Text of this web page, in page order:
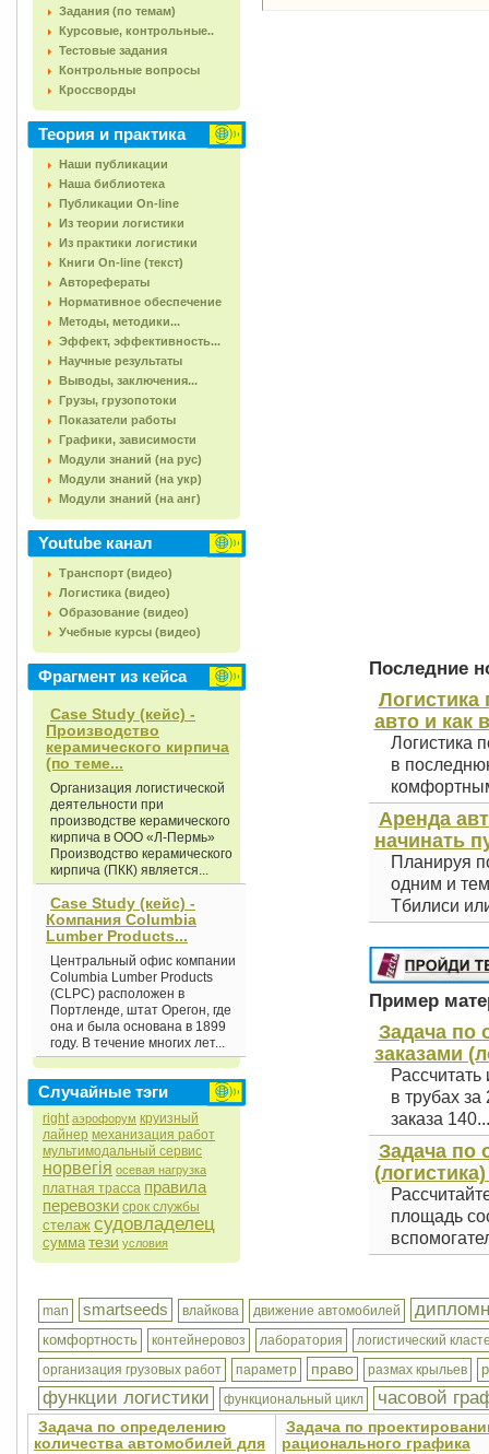
Задания (по темам)
Курсовые, контрольные..
Тестовые задания
Контрольные вопросы
Кроссворды
Теория и практика
Наши публикации
Наша библиотека
Публикации On-line
Из теории логистики
Из практики логистики
Книги On-line (текст)
Авторефераты
Нормативное обеспечение
Методы, методики...
Эффект, эффективность...
Научные результаты
Выводы, заключения...
Грузы, грузопотоки
Показатели работы
Графики, зависимости
Модули знаний (на рус)
Модули знаний (на укр)
Модули знаний (на анг)
Youtube канал
Транспорт (видео)
Логистика (видео)
Образование (видео)
Учебные курсы (видео)
Фрагмент из кейса
Case Study (кейс) -
Производство
керамического кирпича
(по теме...
Организация логистической
деятельности при
производстве керамического
кирпича в ООО «Л-Пермь»
Производство керамического
кирпича (ПКК) является...
Case Study (кейс) -
Компания Columbia
Lumber Products...
Центральный офис компании
Columbia Lumber Products
(CLPC) расположен в
Портленде, штат Орегон, где
она и была основана в 1899
году. В течение многих лет...
Случайные тэги
right аэрофорум круизный
лайнер механизация работ
мультимодальный сервис
норвегія осевая нагрузка
платная трасса правила
перевозки срок службы
стелаж судовладелец
сумма тези условия
Последние
Логистика
авто и как
Логистика
в
Аренда
начинать
Планируя
одним и
Тбилиси
Пример
Задача по
заказами
в трубах
заказа 140...
Задача по
площадь
man smartseeds влайкова движение автомобилей
комфортность контейнеровоз лаборатория
логистический
организация грузовых работ
параметр право размах крыльев
функции логистики функциональный цикл часовой
Задача по определению
количества автомобилей для
Задача по
рационального графика